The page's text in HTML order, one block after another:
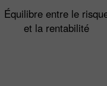
Équilibre entre le
et la rentabilité